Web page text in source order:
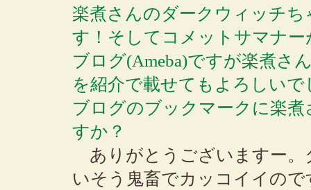
楽煮さんのダークウィッチ
す！そしてコメットサマナ
ブログ(Ameba)ですが楽煮さ
を紹介で載せてもよろしいで
ブログのブックマークに楽
すか？
ありがとうございますー。
いそう鬼畜でカッコイイの